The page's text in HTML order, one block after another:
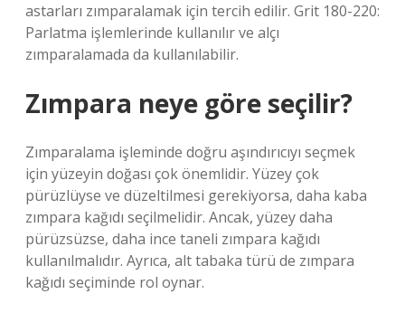
astarları zımparalamak için tercih edilir. Grit 180-220:
Parlatma işlemlerinde kullanılır ve alçı
zımparalamada da kullanılabilir.
Zımpara neye göre seçilir?
Zımparalama işleminde doğru aşındırıcıyı seçmek
için yüzeyin doğası çok önemlidir. Yüzey çok
pürüzlüyse ve düzeltilmesi gerekiyorsa, daha kaba
zımpara kağıdı seçilmelidir. Ancak, yüzey daha
pürüzsüzse, daha ince taneli zımpara kağıdı
kullanılmalıdır. Ayrıca, alt tabaka türü de zımpara
kağıdı seçiminde rol oynar.